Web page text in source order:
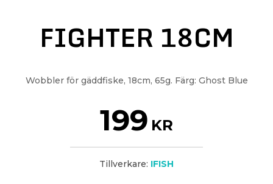
FIGHTER 18CM
Wobbler för gäddfiske, 18cm, 65g. Färg: Ghost Blue
199 KR
Tillverkare: IFISH